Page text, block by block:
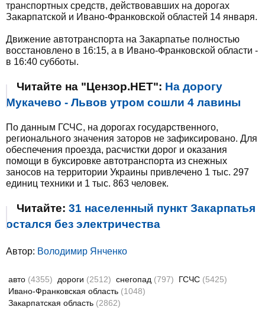
транспортных средств, действовавших на дорогах
Закарпатской и Ивано-Франковской областей 14 января.
Движение автотранспорта на Закарпатье полностью
восстановлено в 16:15, а в Ивано-Франковской области -
в 16:40 субботы.
Читайте на "Цензор.НЕТ": На дорогу
Мукачево - Львов утром сошли 4 лавины
По данным ГСЧС, на дорогах государственного,
регионального значения заторов не зафиксировано. Для
обеспечения проезда, расчистки дорог и оказания
помощи в буксировке автотранспорта из снежных
заносов на территории Украины привлечено 1 тыс. 297
единиц техники и 1 тыс. 863 человек.
Читайте: 31 населенный пункт Закарпатья
остался без электричества
Автор: Володимир Янченко
авто (4355) дороги (2512) снегопад (797) ГСЧС (5425)
Ивано-Франковская область (1048)
Закарпатская область (2862)